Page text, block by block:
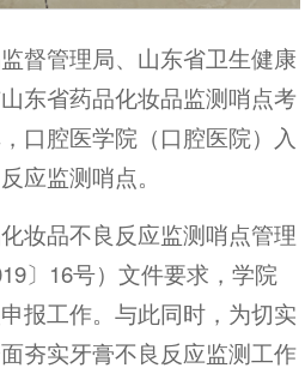
督管理局、山东省卫生健康
东省药品化妆品监测哨点考
口腔医学院（口腔医院）入
应监测哨点。
妆品不良反应监测哨点管理
〕16号）文件要求，学院
报工作。与此同时，为切实
夯实牙膏不良反应监测工作